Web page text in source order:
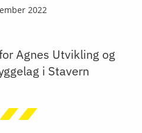
2022
Agnes Utvikling og
i Stavern